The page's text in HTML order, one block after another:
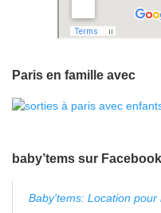
Paris en famille avec
baby’tems sur Facebook
Baby'tems: Location pour